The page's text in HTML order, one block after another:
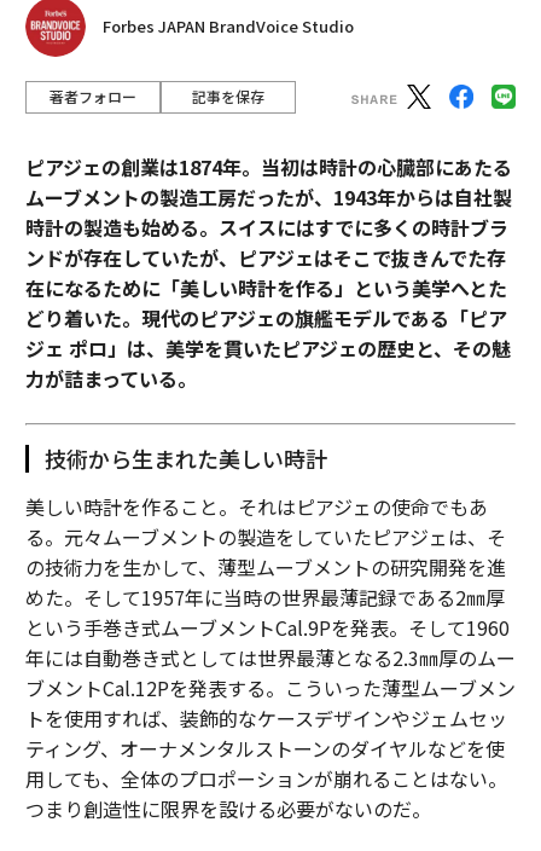
・返信が意味のある会話に変わるかどうか
・会話が適格な機会に転換するかどうか
ぎることが多い。ミーティングは発生するが機会が進展
しない場合、問題の枠組みが通常外れている。指標は、
単なる活動ではなく、パイプラインの質の改善を導くべ
きだ。
長期的な営業能力としてのコールドメール
コールドアウトリーチはしばしば必要なタスクと見なさ
チするかを反映する能力と見なしている。すべてのメー
ルは、意図、明確さ、受信者の時間への敬意を伝えるべ
きだ。時間の経過とともに、それらのシグナルがあなた
の評判を形成する。
私の経験では、コールドメールは購入者がメールを嫌い
だから失敗するのではない。メッセージが関連性を確立
することなく注意を求めるときに失敗する。アウトリー
チが洞察、明確さ、誠実な意図に基づいている場合、コ
ールドメールは生産的な会話につながる。そしてそれら
の会話こそが、持続可能なB2B関係と収益が始まる場所
なのだ。
（forbes.com 原文）
Forbes JAPAN BrandVoice Studio
著者フォロー 記事を保存
ピアジェの創業は1874年。当初は時計の心臓部にあたる
ムーブメントの製造工房だったが、1943年からは自社製
時計の製造も始める。スイスにはすでに多くの時計ブラ
ンドが存在していたが、ピアジェはそこで抜きんでた存
在になるために「美しい時計を作る」という美学へとた
どり着いた。現代のピアジェの旗艦モデルである「ピア
ジェ ポロ」は、美学を貫いたピアジェの歴史と、その魅
力が詰まっている。
技術から生まれた美しい時計
美しい時計を作ること。それはピアジェの使命でもあ
る。元々ムーブメントの製造をしていたピアジェは、そ
の技術力を生かして、薄型ムーブメントの研究開発を進
めた。そして1957年に当時の世界最薄記録である2㎜厚
という手巻き式ムーブメントCal.9Pを発表。そして1960
年には自動巻き式としては世界最薄となる2.3㎜厚のムー
ブメントCal.12Pを発表する。こういった薄型ムーブメン
トを使用すれば、装飾的なケースデザインやジェムセッ
ティング、オーナメンタルストーンのダイヤルなどを使
用しても、全体のプロポーションが崩れることはない。
つまり創造性に限界を設ける必要がないのだ。